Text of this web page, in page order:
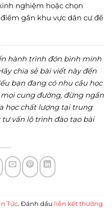
nghiệm hoặc chọn
gần khu vực dân cư để
hành trình đón bình minh
chia sẻ bài viết này đến
bạn đang có nhu cầu học
cung đường, đừng ngần
học chất lượng tại trung
vấn lộ trình đào tạo bài
Tức. Đánh dấu liên kết thường